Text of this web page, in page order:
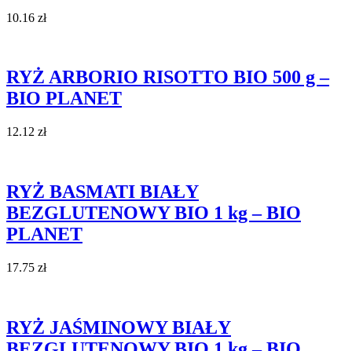
10.16 zł
RYŻ ARBORIO RISOTTO BIO 500 g –
BIO PLANET
12.12 zł
RYŻ BASMATI BIAŁY
BEZGLUTENOWY BIO 1 kg – BIO
PLANET
17.75 zł
RYŻ JAŚMINOWY BIAŁY